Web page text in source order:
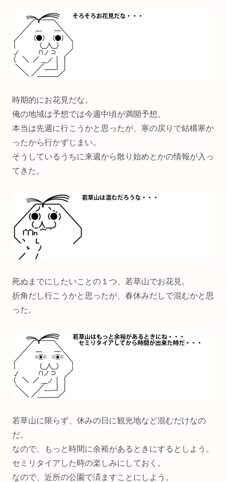
時期的にお花見だな。
俺の地域は予想では今週中頃が満開予想。
本当は先週に行こうかと思ったが、寒の戻りで結構寒か
ったから行かずじまい。
そうしているうちに来週から散り始めとかの情報が入っ
てきた。
死ぬまでにしたいことの１つ、若草山でお花見。
折角だし行こうかと思ったが、春休みだしで混むかと思
った。
若草山に限らず、休みの日に観光地など混むだけなの
だ。
なので、もっと時間に余裕があるときにするとしよう。
セミリタイアした時の楽しみにしておく。
なので、近所の公園で済ますことにしよう。